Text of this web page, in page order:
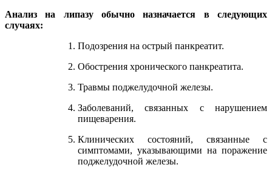
Анализ на липазу обычно назначается в следующих
случаях:
Подозрения на острый панкреатит.
Обострения хронического панкреатита.
Травмы поджелудочной железы.
Заболеваний, связанных с нарушением
пищеварения.
Клинических состояний, связанные с
симптомами, указывающими на поражение
поджелудочной железы.